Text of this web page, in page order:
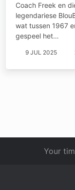
Coach Freek en
legendariese
wat tussen 1967
gespeel het…
9 JUL 2025
Your